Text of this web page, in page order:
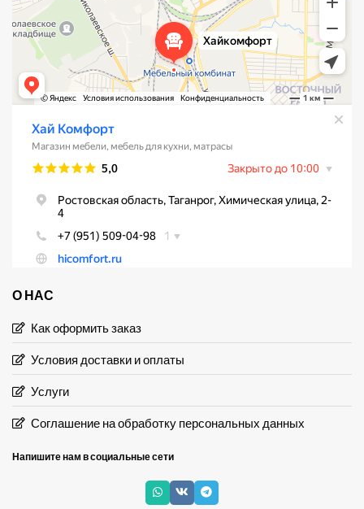
О НАС
Как оформить заказ
Условия доставки и оплаты
Услуги
Соглашение на обработку персональных данных
Напишите нам в социальные сети